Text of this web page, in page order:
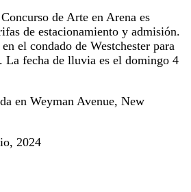
de Arte en Arena es
de estacionamiento y admisión.
el condado de Westchester para
La fecha de lluvia es el domingo 4
en Weyman Avenue, New
2024